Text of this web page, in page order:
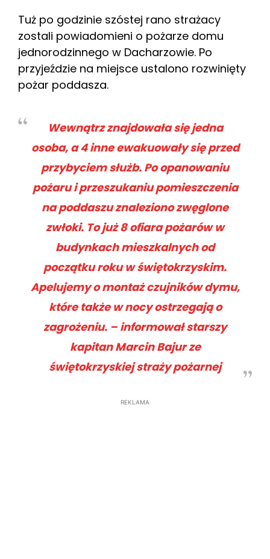
Tuż po godzinie szóstej rano strażacy
zostali powiadomieni o pożarze domu
jednorodzinnego w Dacharzowie. Po
przyjeździe na miejsce ustalono rozwinięty
pożar poddasza.
Wewnątrz znajdowała się jedna
osoba, a 4 inne ewakuowały się przed
przybyciem służb. Po opanowaniu
pożaru i przeszukaniu pomieszczenia
na poddaszu znaleziono zwęglone
zwłoki. To już 8 ofiara pożarów w
budynkach mieszkalnych od
początku roku w świętokrzyskim.
Apelujemy o montaż czujników dymu,
które także w nocy ostrzegają o
zagrożeniu. – informował starszy
kapitan Marcin Bajur ze
świętokrzyskiej straży pożarnej
REKLAMA